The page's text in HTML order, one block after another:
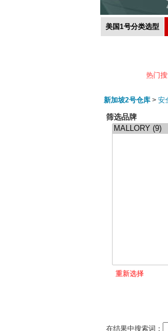
美国1号分类选型
热门搜
新加坡2号仓库 > 安
筛选品牌
重新选择
在结果中搜索词：